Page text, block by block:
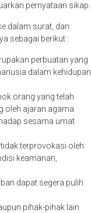
pernyataan sikap.
dalam surat, dan
sebagai berikut :
perbuatan yang
dalam kehidupan
orang yang telah
oleh ajaran agama
sesama umat
terprovokasi oleh
keamanan,
dapat segera pulih
pihak-pihak lain